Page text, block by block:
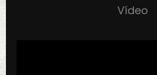
Vídeo